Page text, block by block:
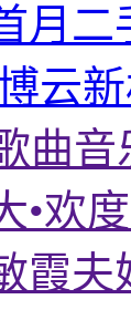
月二
云
曲
•欢
霞